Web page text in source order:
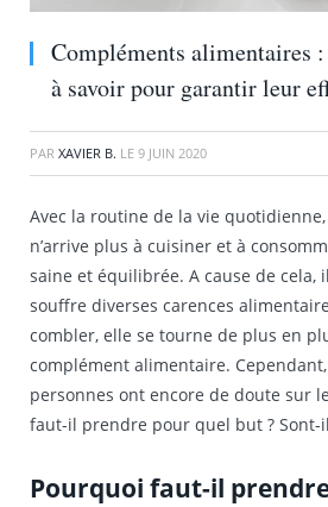
Compléments alimentaires
à savoir pour garantir leur
PAR XAVIER B. LE 9 JUIN 2020
Avec la routine de la vie
n’arrive plus à cuisiner et à
saine et équilibrée. A cause de cela,
souffre diverses carences
combler, elle se tourne de plus en
complément alimentaire.
personnes ont encore de doute sur
faut-il prendre pour quel but ? Sont-
Pourquoi faut-il